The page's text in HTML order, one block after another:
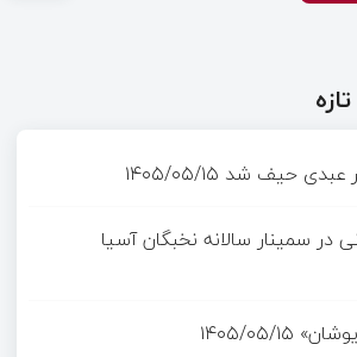
عبدی حیف شد ۱۴۰۵/۰۵/۱۵
در سمینار سالانه نخبگان آسیا
۱۴۰۵/۰۵/۱۵